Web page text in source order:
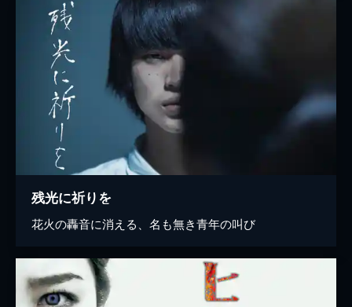
残光に祈りを
花火の轟音に消える、名も無き青年の叫び